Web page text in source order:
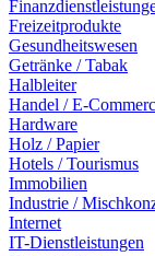
Freizeitprodukte
Gesundheitswesen
Getränke / Tabak
Halbleiter
Handel / E-
Hardware
Holz / Papier
Hotels / Tourismus
Immobilien
Industrie /
Internet
IT-Dienstleistungen